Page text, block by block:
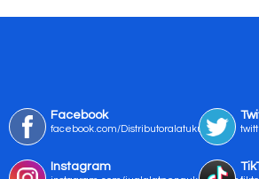
Facebook
facebook.com/Distributoralatukur
Instagram